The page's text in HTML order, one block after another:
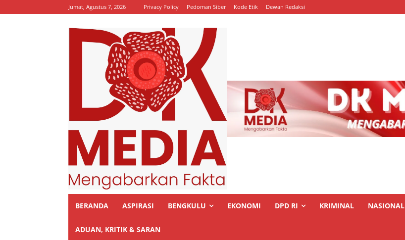
Jumat, Agustus 7, 2026 Privacy Policy Pedoman Siber Kode Etik Dewan Redaksi
BERANDA ASPIRASI BENGKULU EKONOMI DPD RI KRIMINAL NASIONAL
ADUAN, KRITIK & SARAN